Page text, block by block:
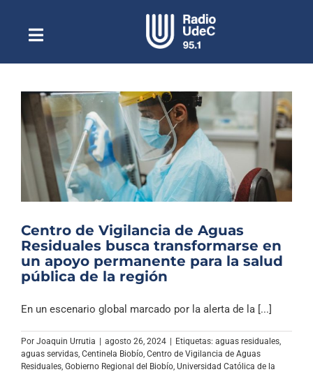
contenidoToggle
NavigationEscuchar Radio UdeC en vivo
Quiénes Somos
Programación
Podcast
Noticias
Columnas
Música Clásica
Centro de Vigilancia de Aguas
Residuales busca transformarse en
un apoyo permanente para la salud
pública de la región
En un escenario global marcado por la alerta de la [...]
Por Joaquin Urrutia | agosto 26, 2024 | Etiquetas: aguas residuales
aguas servidas Centinela Biobío Centro de Vigilancia de Aguas
Residuales Gobierno Regional del Biobío Universidad Católica de la